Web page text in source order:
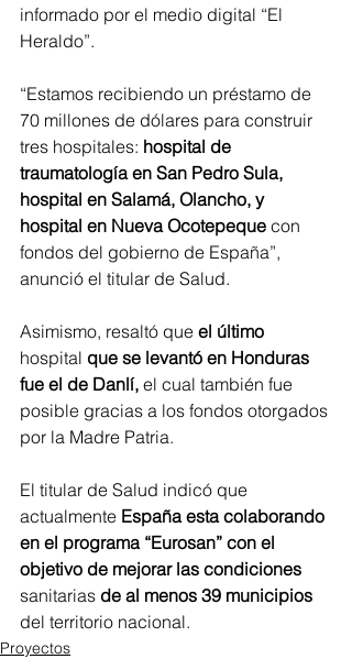
informado por el medio digital “El
Heraldo”.
“Estamos recibiendo un préstamo de
70 millones de dólares para construir
tres hospitales: hospital de
traumatología en San Pedro Sula,
hospital en Salamá, Olancho, y
hospital en Nueva Ocotepeque con
fondos del gobierno de España”,
anunció el titular de Salud.
Asimismo, resaltó que el último
hospital que se levantó en Honduras
fue el de Danlí, el cual también fue
posible gracias a los fondos otorgados
por la Madre Patria.
El titular de Salud indicó que
actualmente España esta colaborando
en el programa “Eurosan” con el
objetivo de mejorar las condiciones
sanitarias de al menos 39 municipios
del territorio nacional.
Proyectos